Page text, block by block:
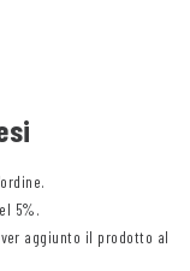
5%.
aggiunto il prodotto al